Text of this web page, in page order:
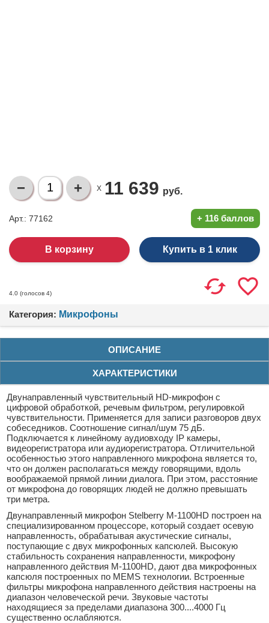
X 11 639 руб.
Арт.: 77162 + 116 баллов
Купить в 1 клик
4.0 (голосов 4)
Категория: Микрофоны
ОПИСАНИЕ
ХАРАКТЕРИСТИКИ
Двунаправленный чувствительный HD-микрофон с
цифровой обработкой, речевым фильтром, регулировкой
чувствительности. Применяется для записи разговоров двух
собеседников. Соотношение сигнал/шум 75 дБ.
Подключается к линейному аудиовходу IP камеры,
видеорегистратора или аудиорегистратора. Отличительной
особенностью этого направленного микрофона является то,
что он должен располагаться между говорящими, вдоль
воображаемой прямой линии диалога. При этом, расстояние
от микрофона до говорящих людей не должно превышать
три метра.
Двунаправленный микрофон Stelberry M-1100HD построен на
специализированном процессоре, который создает осевую
направленность, обрабатывая акустические сигналы,
поступающие с двух микрофонных капсюлей. Высокую
стабильность сохранения направленности, микрофону
направленного действия M-1100HD, дают два микрофонных
капсюля построенных по MEMS технологии. Встроенные
фильтры микрофона направленного действия настроены на
диапазон человеческой речи. Звуковые частоты
находящиеся за пределами диапазона 300....4000 Гц
существенно ослабляются.